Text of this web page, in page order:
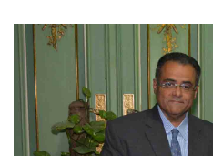
الطلاب
هيئة التدريس